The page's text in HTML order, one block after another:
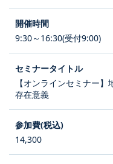
9:30～16:30(受付9:00)
【オンラインセミナー
存在意義
14,300